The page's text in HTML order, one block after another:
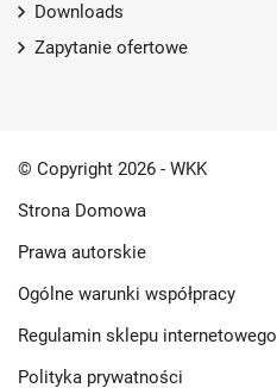
Downloads
Zapytanie ofertowe
© Copyright 2026 - WKK
Strona Domowa
Prawa autorskie
Ogólne warunki współpracy
Regulamin sklepu internetowego
Polityka prywatności